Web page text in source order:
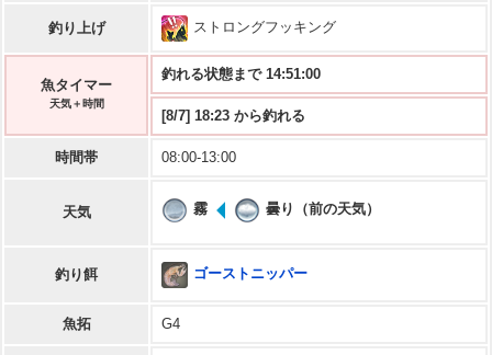
釣り上げ ストロングフッキング
魚タイマー
天気＋時間
釣れる状態まで 14:50:59
[8/7] 18:23 から釣れる
時間帯 08:00-13:00
天気 霧 曇り（前の天気）
釣り餌 ゴーストニッパー
魚拓 G4